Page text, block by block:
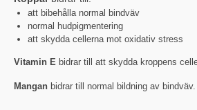
att bibehålla normal bindväv
normal hudpigmentering
att skydda cellerna mot oxidativ stress
Vitamin E bidrar till att skydda kroppens
Mangan bidrar till normal bildning av bindväv.